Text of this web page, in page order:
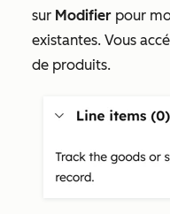
sur Modifier pour
existantes. Vous
de produits.